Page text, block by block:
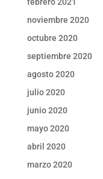
noviembre 2020
octubre 2020
septiembre 2020
agosto 2020
julio 2020
junio 2020
mayo 2020
abril 2020
marzo 2020